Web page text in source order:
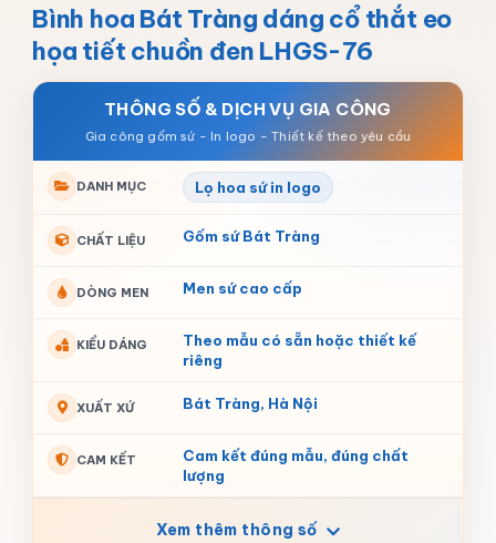
Bình hoa Bát Tràng dáng cổ thắt eo
họa tiết chuồn đen LHGS-76
THÔNG SỐ & DỊCH VỤ GIA CÔNG
DANH MỤC Lọ hoa sứ in logo
CHẤT LIỆU Gốm sứ Bát Tràng
DÒNG MEN Men sứ cao cấp
KIỂU DÁNG
Theo mẫu có sẵn hoặc thiết kế
riêng
XUẤT XỨ Bát Tràng, Hà Nội
CAM KẾT
Cam kết đúng mẫu, đúng chất
lượng
Xem thêm thông số